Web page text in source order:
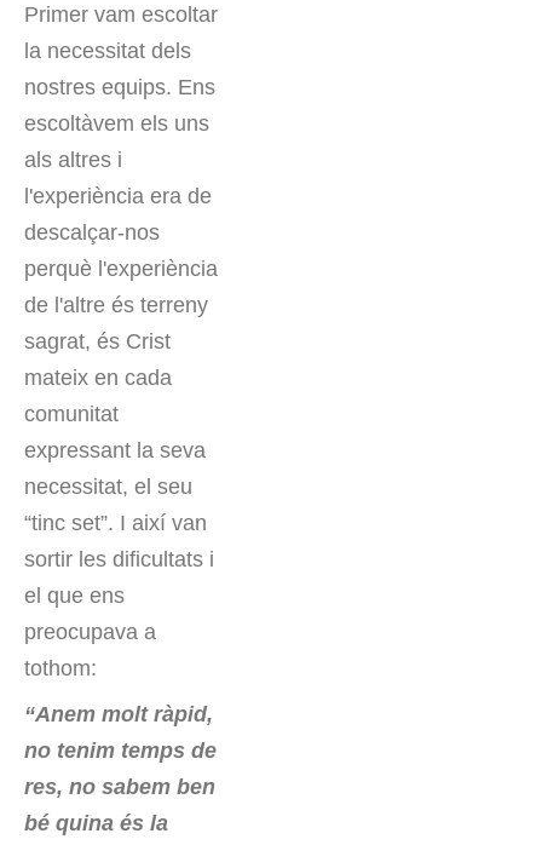
Primer vam escoltar
la necessitat dels
nostres equips. Ens
escoltàvem els uns
als altres i
l'experiència era de
descalçar-nos
perquè l'experiència
de l'altre és terreny
sagrat, és Crist
mateix en cada
comunitat
expressant la seva
necessitat, el seu
“tinc set”. I així van
sortir les dificultats i
el que ens
preocupava a
tothom:
“Anem molt ràpid,
no tenim temps de
res, no sabem ben
bé quina és la